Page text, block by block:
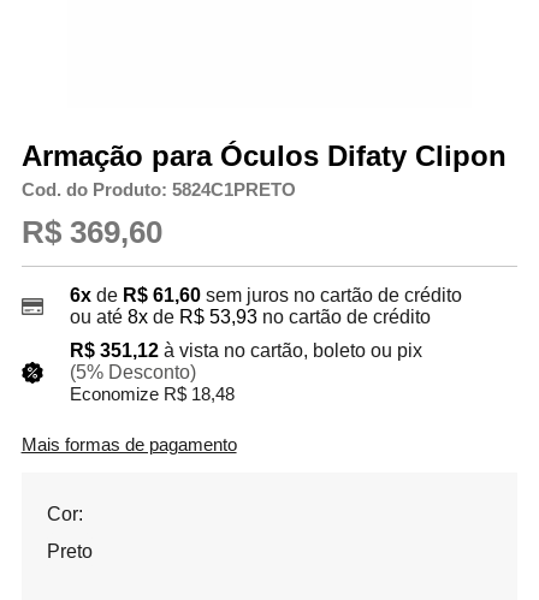
Armação para Óculos Difaty Clipon
Cod. do Produto: 5824C1PRETO
R$ 369,60
6xde R$ 61,60 sem juros no cartão de crédito
ou até 8xde R$ 53,93no cartão de crédito
R$ 351,12 à vista no cartão, boleto ou pix
(5% Desconto)
Economize R$ 18,48
Mais formas de pagamento
Cor:
Preto